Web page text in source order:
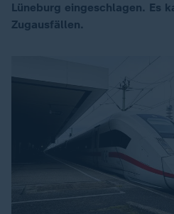
Lüneburg eingeschlagen. Es
Zugausfällen.